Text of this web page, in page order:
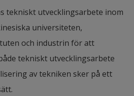
received great attention as
can provide society with clean
and be one key
of transport.
production was 21
tekniskt utvecklingsarbete inom
universiteten,
och industrin för att
tekniskt utvecklingsarbete
av tekniken sker på ett